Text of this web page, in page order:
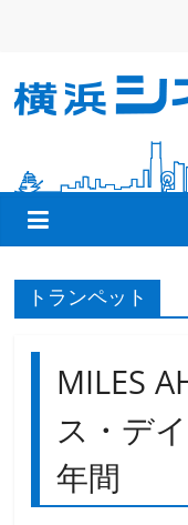
ン
横
浜
シ
ネ
マ
リ
ン
トランペット
MILES
ス・デ
年間